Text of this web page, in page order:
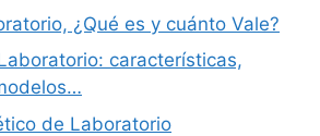
¿Qué es y cuánto Vale?
características,
de Laboratorio